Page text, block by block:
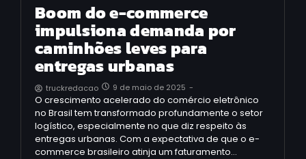
Boom do e-commerce
impulsiona demanda por
caminhões leves para
entregas urbanas
truckredacao 9 de maio de 2025 -
O crescimento acelerado do comércio eletrônico
no Brasil tem transformado profundamente o setor
logístico, especialmente no que diz respeito às
entregas urbanas. Com a expectativa de que o e-
commerce brasileiro atinja um faturamento…